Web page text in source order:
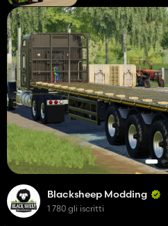
Blacksheep Modding
1 780 gli iscritti